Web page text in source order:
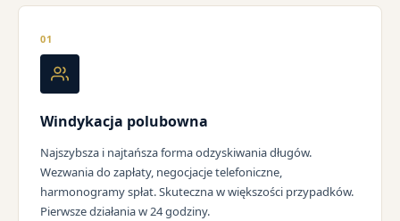
01
Windykacja polubowna
Najszybsza i najtańsza forma odzyskiwania długów.
Wezwania do zapłaty, negocjacje telefoniczne,
harmonogramy spłat. Skuteczna w większości przypadków.
Pierwsze działania w 24 godziny.